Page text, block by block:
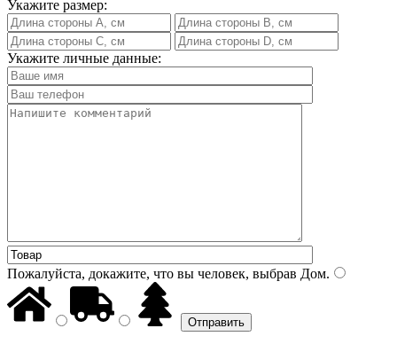
Укажите размер:
Укажите личные данные:
Пожалуйста, докажите, что вы человек, выбрав Дом.